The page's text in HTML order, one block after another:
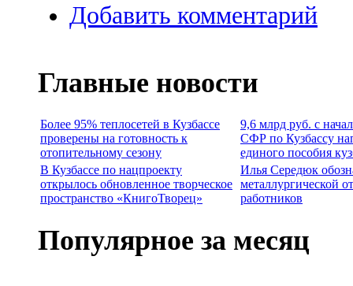
Добавить комментарий
Главные новости
Более 95% теплосетей в Кузбассе
проверены на готовность к
отопительному сезону
9,6 млрд руб. с
СФР по Кузбассу
единого пособия
В Кузбассе по нацпроекту
открылось обновленное творческое
пространство «КнигоТворец»
Илья Середюк
металлургической
работников
Популярное за месяц